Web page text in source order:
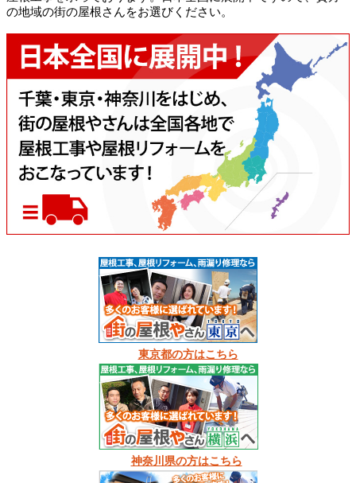
の地域の街の屋根さんをお選びください。
東京都の方はこちら
神奈川県の方はこちら